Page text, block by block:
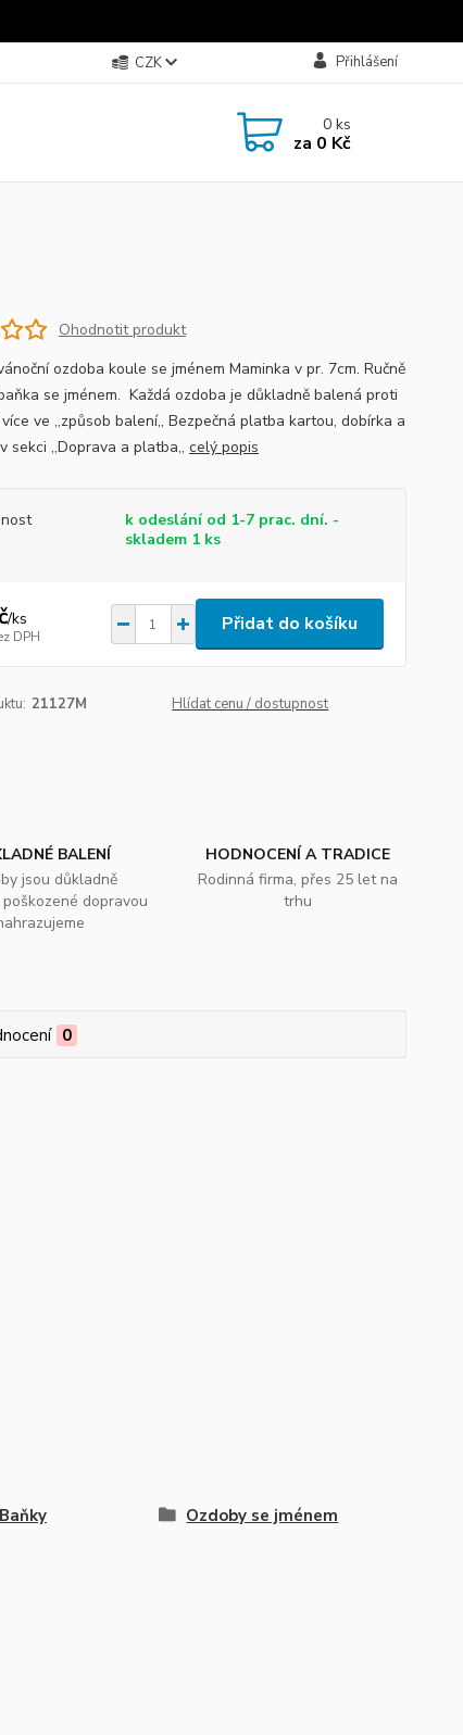
CZK Přihlášení
0ks
za 0 Kč
Ohodnotit produkt
ozdoba koule se jménem Maminka v pr. 7cm. Ručně
se jménem. Každá ozdoba je důkladně balená proti
ve ,,způsob balení,, Bezpečná platba kartou, dobírka a
sekci ,,Doprava a platba,, celý popis
k odeslání od 1-7 prac. dní. -
skladem 1 ks
/ks
DPH
Přidat do košíku
21127M Hlídat cenu / dostupnost
BALENÍ
jsou důkladně
dopravou
HODNOCENÍ A TRADICE
Rodinná firma, přes 25 let na
trhu
0
Ozdoby se jménem